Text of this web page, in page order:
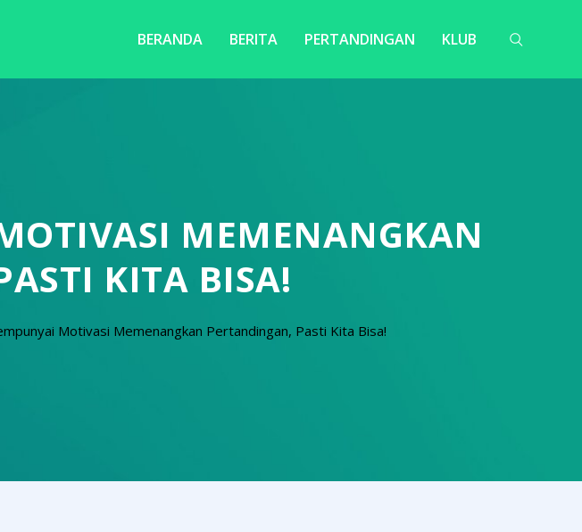
BERANDA BERITA PERTANDINGAN KLUB
MEMENANGKAN
KITA BISA!
Motivasi Memenangkan Pertandingan, Pasti Kita Bisa!